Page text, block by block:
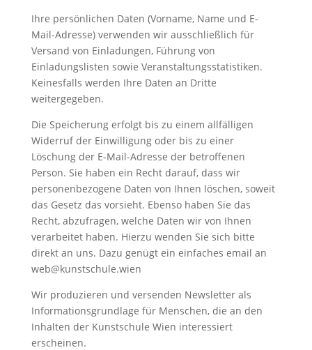
Ihre persönlichen Daten (Vorname, Name und E-
Mail-Adresse) verwenden wir ausschließlich für
Versand von Einladungen, Führung von
Einladungslisten sowie Veranstaltungsstatistiken.
Keinesfalls werden Ihre Daten an Dritte
weitergegeben.
Die Speicherung erfolgt bis zu einem allfälligen
Widerruf der Einwilligung oder bis zu einer
Löschung der E-Mail-Adresse der betroffenen
Person. Sie haben ein Recht darauf, dass wir
personenbezogene Daten von Ihnen löschen, soweit
das Gesetz das vorsieht. Ebenso haben Sie das
Recht, abzufragen, welche Daten wir von Ihnen
verarbeitet haben. Hierzu wenden Sie sich bitte
direkt an uns. Dazu genügt ein einfaches email an
web@kunstschule.wien
Wir produzieren und versenden Newsletter als
Informationsgrundlage für Menschen, die an den
Inhalten der Kunstschule Wien interessiert
erscheinen.